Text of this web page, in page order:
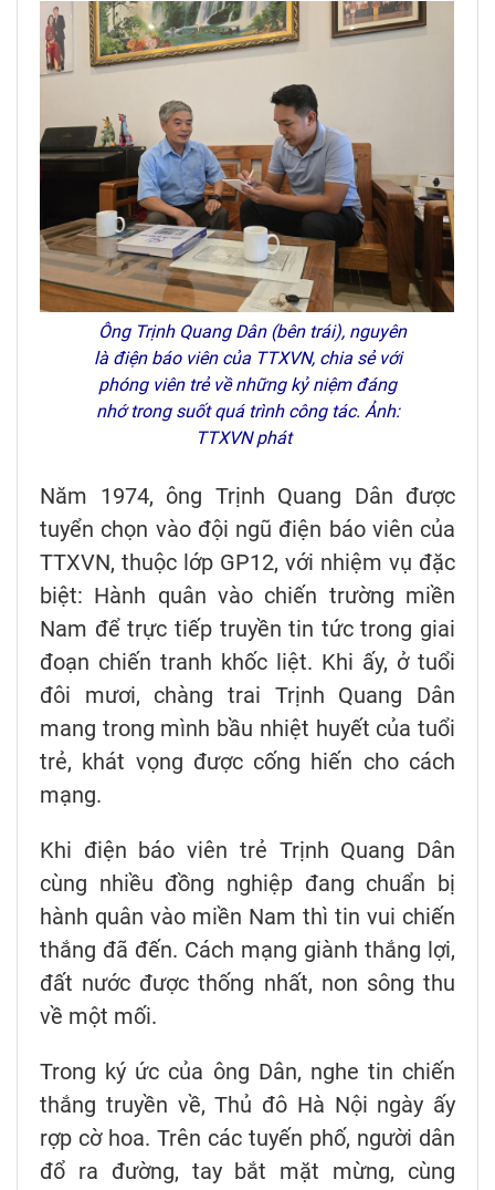
Ông Trịnh Quang Dân (bên trái), nguyên
là điện báo viên của TTXVN, chia sẻ với
phóng viên trẻ về những kỷ niệm đáng
nhớ trong suốt quá trình công tác. Ảnh:
TTXVN phát
Năm 1974, ông Trịnh Quang Dân được
tuyển chọn vào đội ngũ điện báo viên của
TTXVN, thuộc lớp GP12, với nhiệm vụ đặc
biệt: Hành quân vào chiến trường miền
Nam để trực tiếp truyền tin tức trong giai
đoạn chiến tranh khốc liệt. Khi ấy, ở tuổi
đôi mươi, chàng trai Trịnh Quang Dân
mang trong mình bầu nhiệt huyết của tuổi
trẻ, khát vọng được cống hiến cho cách
mạng.
Khi điện báo viên trẻ Trịnh Quang Dân
cùng nhiều đồng nghiệp đang chuẩn bị
hành quân vào miền Nam thì tin vui chiến
thắng đã đến. Cách mạng giành thắng lợi,
đất nước được thống nhất, non sông thu
về một mối.
Trong ký ức của ông Dân, nghe tin chiến
thắng truyền về, Thủ đô Hà Nội ngày ấy
rợp cờ hoa. Trên các tuyến phố, người dân
đổ ra đường, tay bắt mặt mừng, cùng